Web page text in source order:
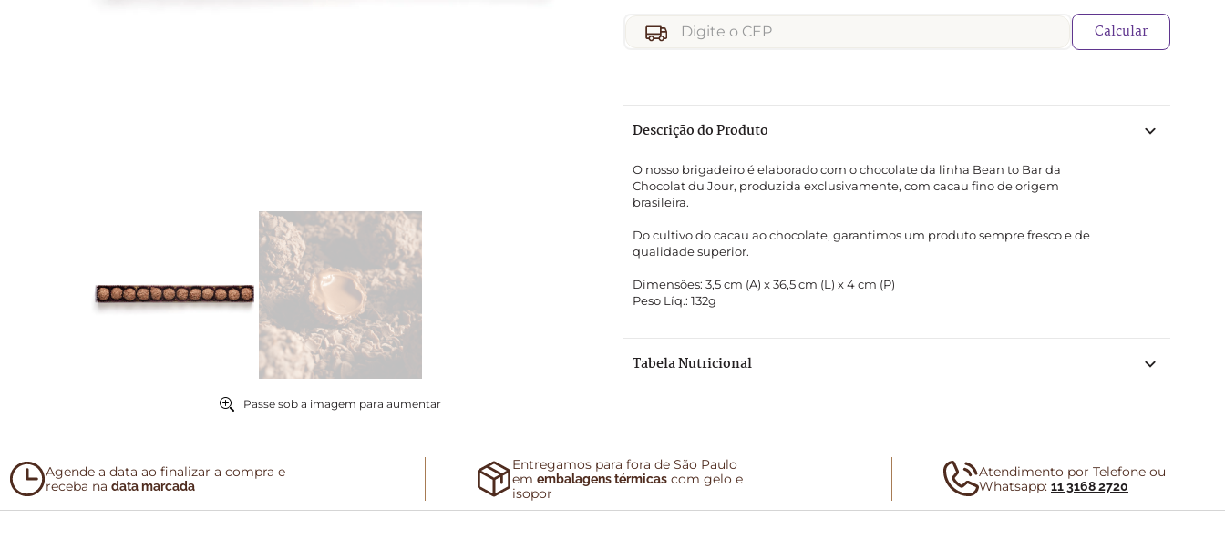
Passe sob a imagem para aumentar
Calcular
Descrição do Produto
O nosso brigadeiro é elaborado com o chocolate da linha Bean to Bar da
Chocolat du Jour, produzida exclusivamente, com cacau fino de origem
brasileira.
Do cultivo do cacau ao chocolate, garantimos um produto sempre fresco e de
qualidade superior.
Dimensões: 3,5 cm (A) x 36,5 cm (L) x 4 cm (P)
Peso Líq.: 132g
Tabela Nutricional
Agende a data ao finalizar a compra e
receba na data marcada
Entregamos para fora de São Paulo
em embalagens térmicas com gelo e
isopor
Atendimento por Telefone ou
Whatsapp: 11 3168 2720